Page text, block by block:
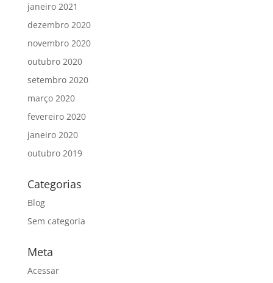
janeiro 2021
dezembro 2020
novembro 2020
outubro 2020
setembro 2020
março 2020
fevereiro 2020
janeiro 2020
outubro 2019
Categorias
Blog
Sem categoria
Meta
Acessar